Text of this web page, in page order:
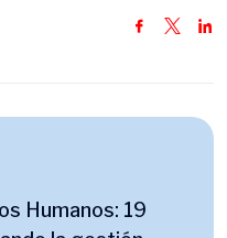
Humanos: 19